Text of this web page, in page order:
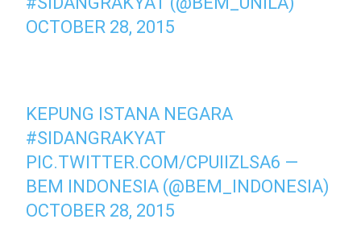
OCTOBER 28, 2015
KEPUNG ISTANA NEGARA
#SIDANGRAKYAT
PIC.TWITTER.COM/CPUIIZLSA6 —
BEM INDONESIA (@BEM_INDONESIA)
OCTOBER 28, 2015